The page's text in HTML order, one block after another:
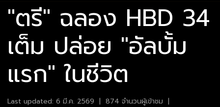
"ตรี" ฉลอง HBD 34
เต็ม ปล่อย "อัลบั้ม
แรก" ในชีวิต
Last updated: 6 มี.ค. 2569 | 874 จำนวนผู้เข้าชม |